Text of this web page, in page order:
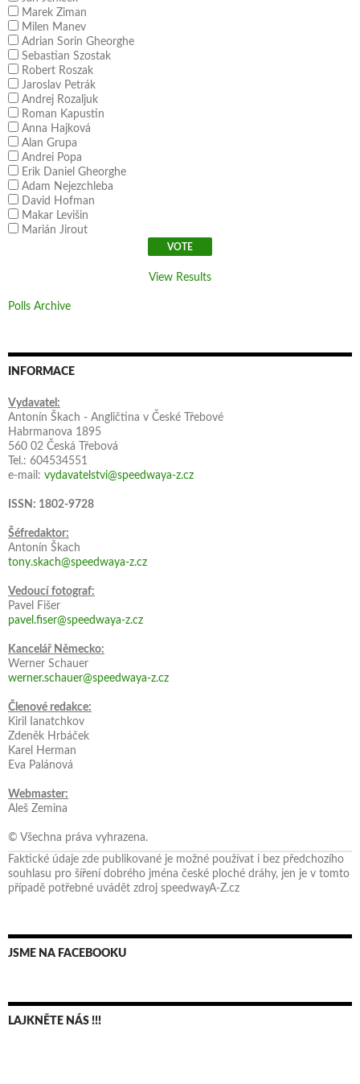
Marek Ziman
Milen Manev
Adrian Sorin Gheorghe
Sebastian Szostak
Robert Roszak
Jaroslav Petrák
Andrej Rozaljuk
Roman Kapustin
Anna Hajková
Alan Grupa
Andrei Popa
Erik Daniel Gheorghe
Adam Nejezchleba
David Hofman
Makar Levišin
Marián Jirout
View Results
Polls Archive
INFORMACE
Vydavatel:
Antonín Škach - Angličtina v České Třebové
Habrmanova 1895
560 02 Česká Třebová
Tel.: 604534551
e-mail: vydavatelstvi@speedwaya-z.cz
ISSN: 1802-9728
Šéfredaktor:
Antonín Škach
tony.skach@speedwaya-z.cz
Vedoucí fotograf:
Pavel Fišer
pavel.fiser@speedwaya-z.cz
Kancelář Německo:
Werner Schauer
werner.schauer@speedwaya-z.cz
Členové redakce:
Kiril Ianatchkov
Zdeněk Hrbáček
Karel Herman
Eva Palánová
Webmaster:
Aleš Zemina
© Všechna práva vyhrazena.
Faktické údaje zde publikované je možné používat i bez předchozího
souhlasu pro šíření dobrého jména české ploché dráhy, jen je v tomto
případě potřebné uvádět zdroj speedwayA-Z.cz
JSME NA FACEBOOKU
LAJKNĚTE NÁS !!!